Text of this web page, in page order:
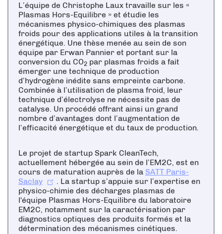
L’équipe de Christophe Laux travaille sur les «
Plasmas Hors-Equilibre » et étudie les
mécanismes physico-chimiques des plasmas
froids pour des applications utiles à la transition
énergétique. Une thèse menée au sein de son
équipe par Erwan Pannier et portant sur la
conversion du CO2 par plasmas froids a fait
émerger une technique de production
d’hydrogène inédite sans empreinte carbone.
Combinée à l’utilisation de plasma froid, leur
technique d’électrolyse ne nécessite pas de
catalyse. Un procédé offrant ainsi un grand
nombre d’avantages dont l’augmentation de
l’efficacité énergétique et du taux de production.
Le projet de startup Spark CleanTech,
actuellement hébergée au sein de l’EM2C, est en
cours de maturation auprès de la SATT Paris-
Saclay
. La startup s’appuie sur l’expertise en
physico-chimie des décharges plasmas de
l'équipe Plasmas Hors-Equilibre du laboratoire
EM2C, notamment sur la caractérisation par
diagnostics optiques des produits formés et la
détermination des mécanismes cinétiques.